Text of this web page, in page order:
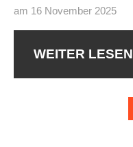
am 16 November 2025
WEITER LESEN